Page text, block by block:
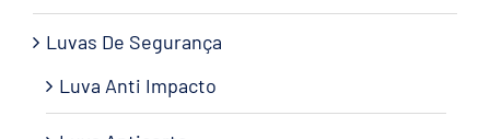
Luvas De Segurança
Luva Anti Impacto